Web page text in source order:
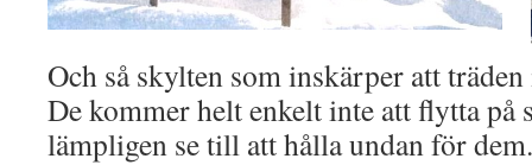
Och så skylten som inskärper att
De kommer helt enkelt inte att flytta på
lämpligen se till att hålla undan för